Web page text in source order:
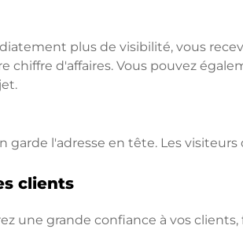
plus de visibilité, vous
chiffre d'affaires. Vous pouvez
garde l'adresse en tête. Les
clients
une grande confiance à vos clients,